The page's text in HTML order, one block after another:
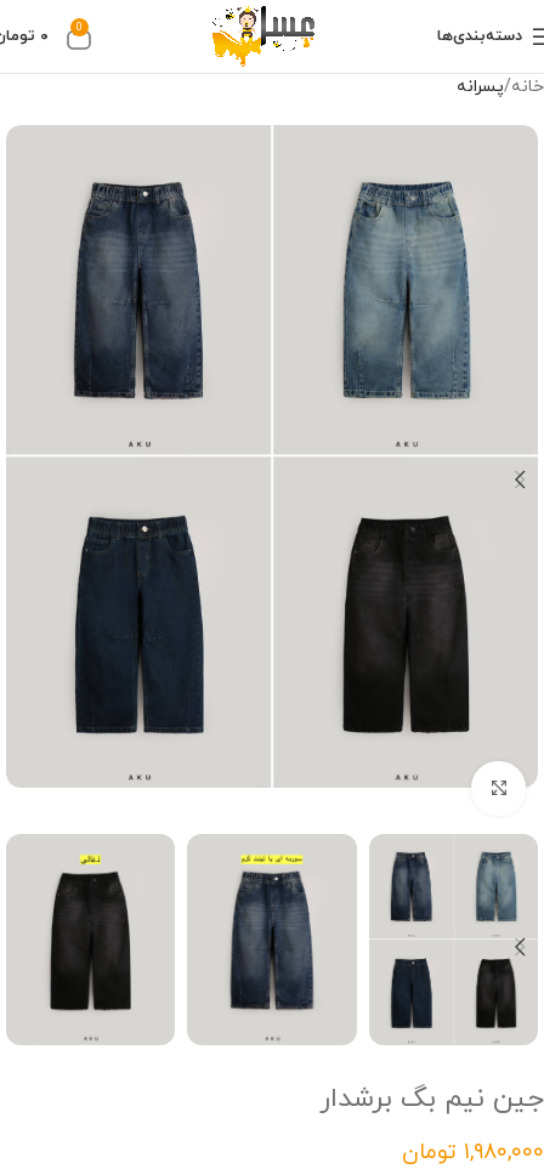
دسته‌بندی‌ها 0 ۰
خانه پسرانه
Click to enlarge
جین نیم بگ برشدار
تومان